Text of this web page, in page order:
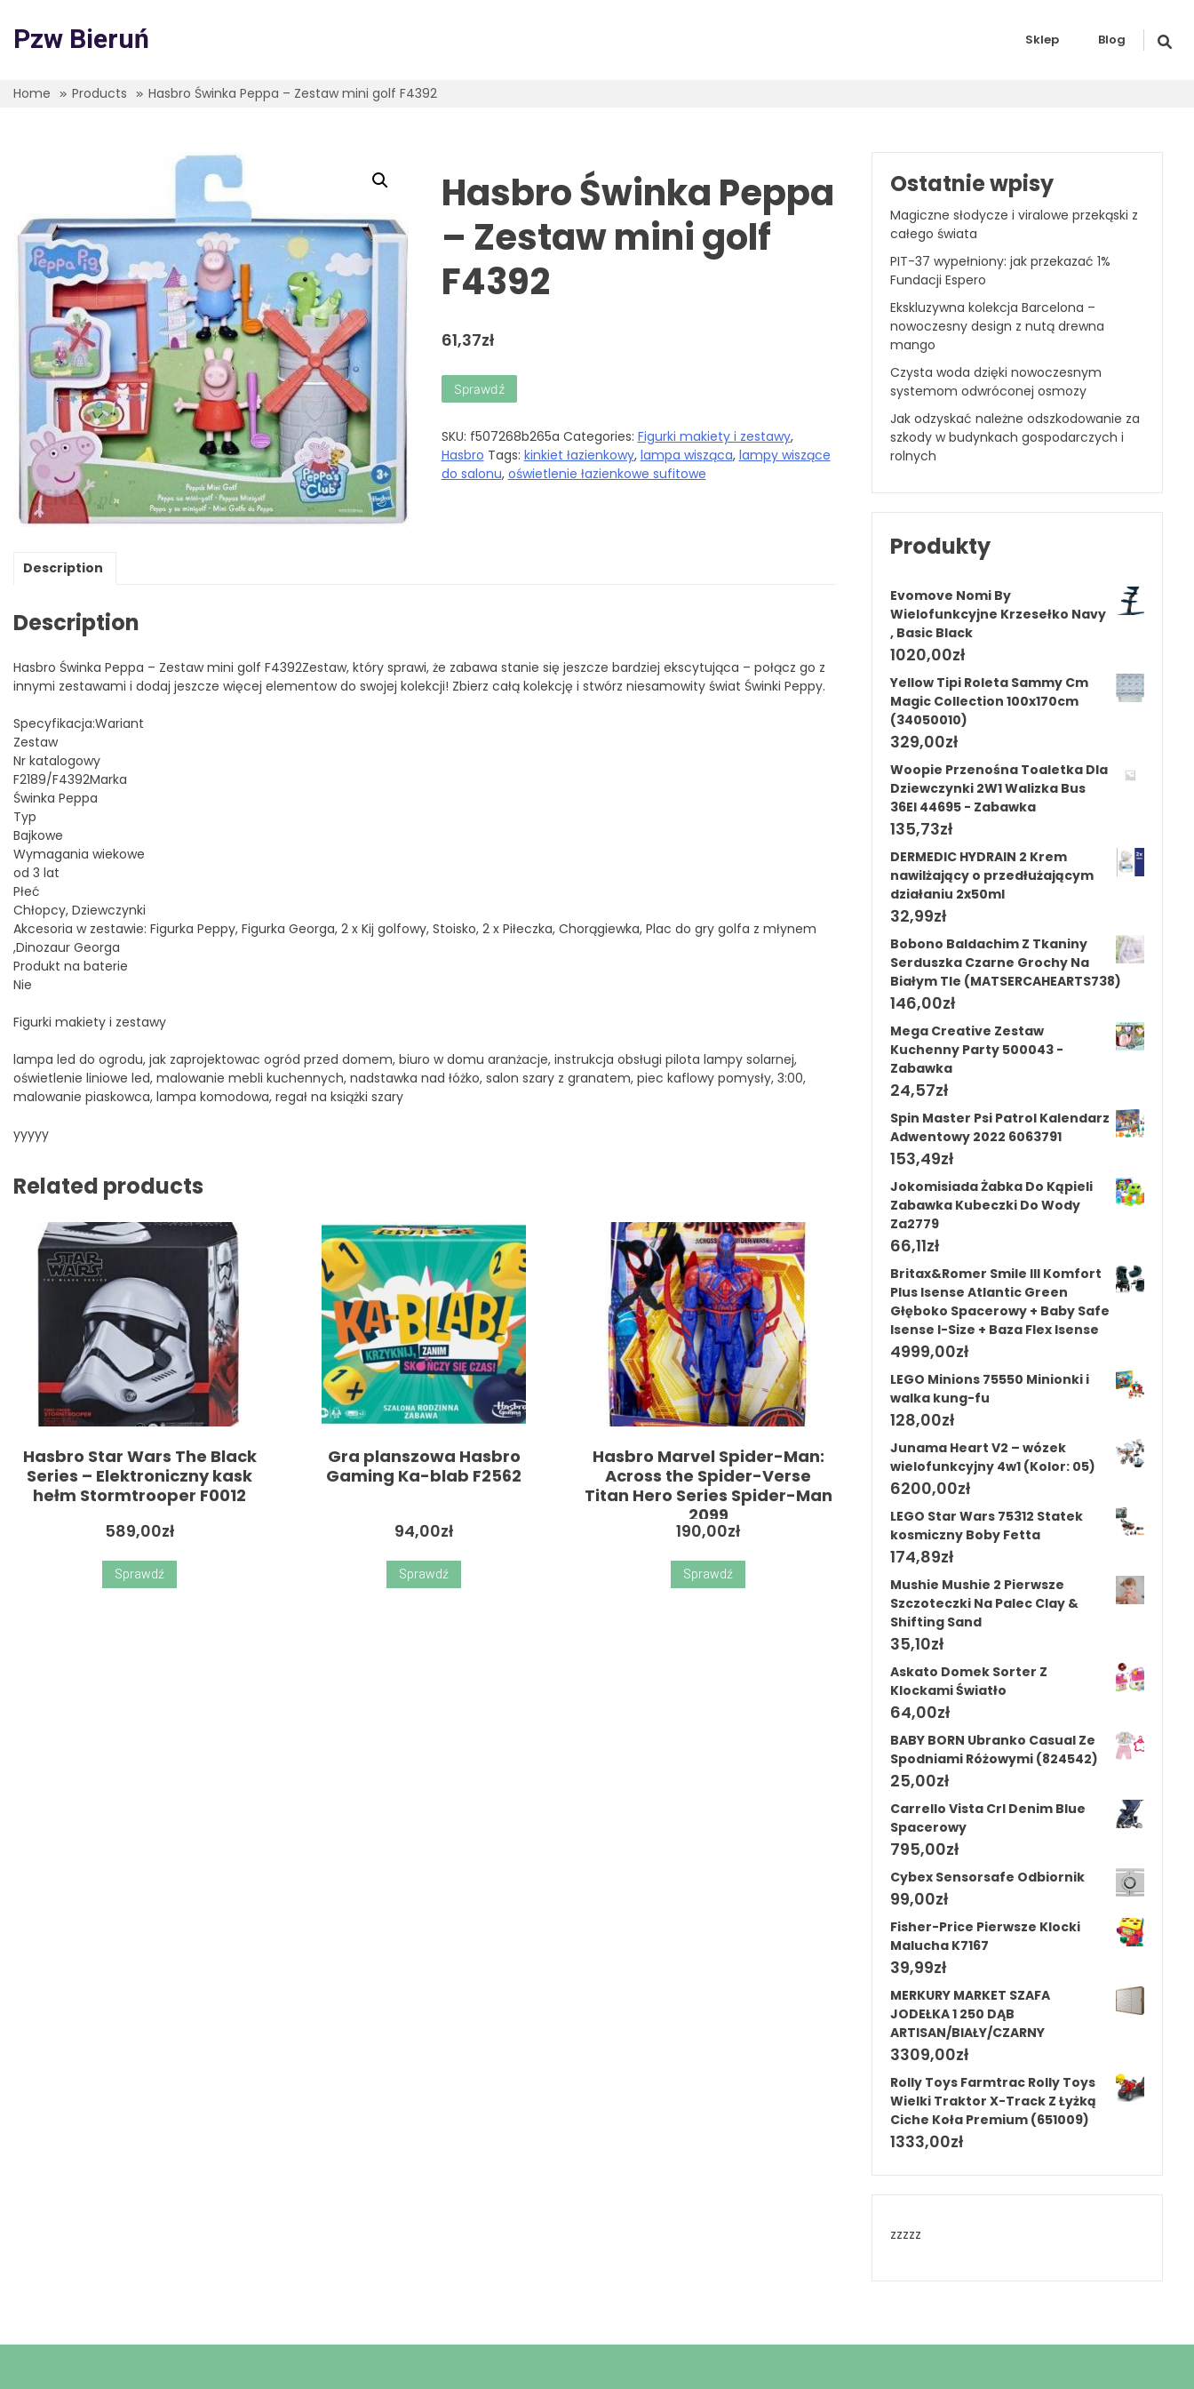
content
Pzw Bieruń Sklep Blog
Home Products Hasbro Świnka Peppa – Zestaw mini golf F4392
Hasbro Świnka Peppa
– Zestaw mini golf
F4392
61,37zł
Sprawdź
SKU: f507268b265a Categories: Figurki makiety i zestawy,
Hasbro Tags: kinkiet łazienkowy, lampa wisząca, lampy wiszące
do salonu, oświetlenie łazienkowe sufitowe
Description
Description
Hasbro Świnka Peppa – Zestaw mini golf F4392Zestaw, który sprawi, że zabawa stanie się jeszcze bardziej ekscytująca – połącz go z
innymi zestawami i dodaj jeszcze więcej elementow do swojej kolekcji! Zbierz całą kolekcję i stwórz niesamowity świat Świnki Peppy.
Specyfikacja:Wariant
Zestaw
Nr katalogowy
F2189/F4392Marka
Świnka Peppa
Typ
Bajkowe
Wymagania wiekowe
od 3 lat
Płeć
Chłopcy, Dziewczynki
Akcesoria w zestawie: Figurka Peppy, Figurka Georga, 2 x Kij golfowy, Stoisko, 2 x Piłeczka, Chorągiewka, Plac do gry golfa z młynem
,Dinozaur Georga
Produkt na baterie
Nie
Figurki makiety i zestawy
lampa led do ogrodu, jak zaprojektowac ogród przed domem, biuro w domu aranżacje, instrukcja obsługi pilota lampy solarnej,
oświetlenie liniowe led, malowanie mebli kuchennych, nadstawka nad łóżko, salon szary z granatem, piec kaflowy pomysły, 3:00,
malowanie piaskowca, lampa komodowa, regał na książki szary
yyyyy
Related products
Hasbro Star Wars The Black
Series – Elektroniczny kask
hełm Stormtrooper F0012
589,00zł
Sprawdź
Gra planszowa Hasbro
Gaming Ka-blab F2562
94,00zł
Sprawdź
Hasbro Marvel Spider-Man:
Across the Spider-Verse
Titan Hero Series Spider-Man
2099
190,00zł
Sprawdź
Ostatnie wpisy
Magiczne słodycze i viralowe przekąski z
całego świata
PIT-37 wypełniony: jak przekazać 1%
Fundacji Espero
Ekskluzywna kolekcja Barcelona –
nowoczesny design z nutą drewna
mango
Czysta woda dzięki nowoczesnym
systemom odwróconej osmozy
Jak odzyskać należne odszkodowanie za
szkody w budynkach gospodarczych i
rolnych
Produkty
Evomove Nomi By
Wielofunkcyjne Krzesełko Navy
, Basic Black
1020,00zł
Yellow Tipi Roleta Sammy Cm
Magic Collection 100x170cm
(34050010)
329,00zł
Woopie Przenośna Toaletka Dla
Dziewczynki 2W1 Walizka Bus
36El 44695 - Zabawka
135,73zł
DERMEDIC HYDRAIN 2 Krem
nawilżający o przedłużającym
działaniu 2x50ml
32,99zł
Bobono Baldachim Z Tkaniny
Serduszka Czarne Grochy Na
Białym Tle (MATSERCAHEARTS738)
146,00zł
Mega Creative Zestaw
Kuchenny Party 500043 -
Zabawka
24,57zł
Spin Master Psi Patrol Kalendarz
Adwentowy 2022 6063791
153,49zł
Jokomisiada Żabka Do Kąpieli
Zabawka Kubeczki Do Wody
Za2779
66,11zł
Britax&Romer Smile III Komfort
Plus Isense Atlantic Green
Głęboko Spacerowy + Baby Safe
Isense I-Size + Baza Flex Isense
4999,00zł
LEGO Minions 75550 Minionki i
walka kung-fu
128,00zł
Junama Heart V2 – wózek
wielofunkcyjny 4w1 (Kolor: 05)
6200,00zł
LEGO Star Wars 75312 Statek
kosmiczny Boby Fetta
174,89zł
Mushie Mushie 2 Pierwsze
Szczoteczki Na Palec Clay &
Shifting Sand
35,10zł
Askato Domek Sorter Z
Klockami Światło
64,00zł
BABY BORN Ubranko Casual Ze
Spodniami Różowymi (824542)
25,00zł
Carrello Vista Crl Denim Blue
Spacerowy
795,00zł
Cybex Sensorsafe Odbiornik
99,00zł
Fisher-Price Pierwsze Klocki
Malucha K7167
39,99zł
MERKURY MARKET SZAFA
JODEŁKA 1 250 DĄB
ARTISAN/BIAŁY/CZARNY
3309,00zł
Rolly Toys Farmtrac Rolly Toys
Wielki Traktor X-Track Z Łyżką
Ciche Koła Premium (651009)
1333,00zł
zzzzz